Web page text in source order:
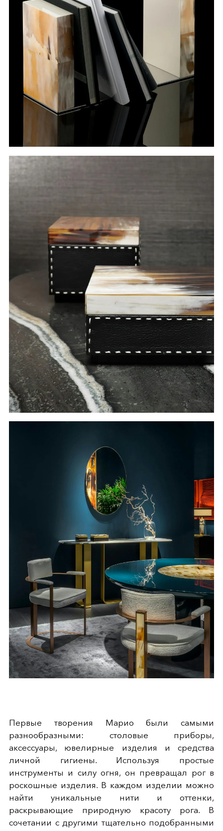
Первые творения Марио были самыми
разнообразными: столовые приборы,
аксессуары, ювелирные изделия и средства
личной гигиены. Используя простые
инструменты и силу огня, он превращал рог в
роскошные изделия. В каждом изделии можно
найти уникальные нити и оттенки,
раскрывающие природную красоту рога. В
сочетании с другими тщательно подобранными